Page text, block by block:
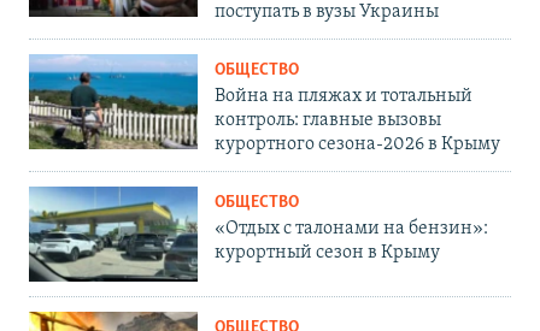
поступать в вузы Украины
ОБЩЕСТВО
Война на пляжах и тотальный
контроль: главные вызовы
курортного сезона-2026 в Крыму
ОБЩЕСТВО
«Отдых с талонами на бензин»:
курортный сезон в Крыму